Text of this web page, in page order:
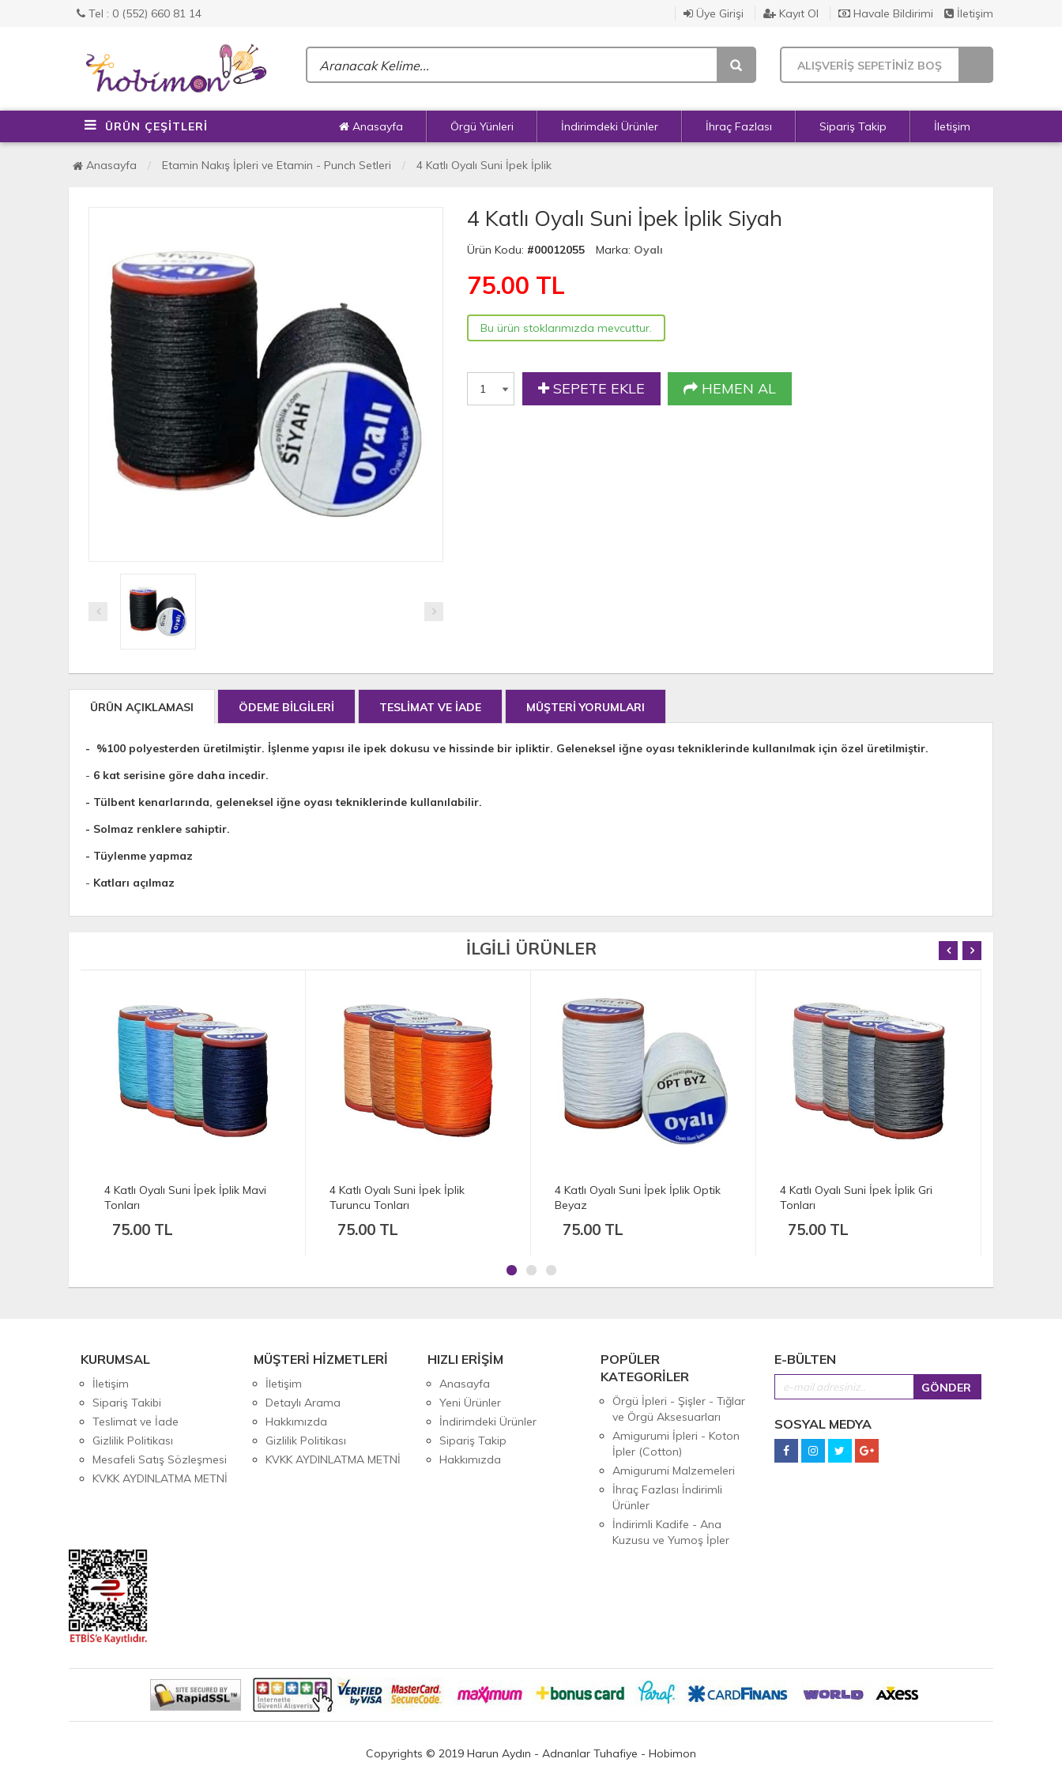
Tel : 0 (552) 660 81 14 Üye Girişi Kayıt Ol Havale Bildirimi İletişim
ALIŞVERİŞ SEPETİNİZ BOŞ
ÜRÜN ÇEŞİTLERİ Anasayfa Örgü Yünleri İndirimdeki Ürünler İhraç Fazlası Sipariş Takip İletişim
Anasayfa Etamin Nakış İpleri ve Etamin - Punch Setleri 4 Katlı Oyalı Suni İpek İplik
4 Katlı Oyalı Suni İpek İplik Siyah
Ürün Kodu: #00012055 Marka: Oyalı
75.00 TL
Bu ürün stoklarımızda mevcuttur.
SEPETE EKLE HEMEN AL
ÜRÜN AÇIKLAMASI ÖDEME BİLGİLERİ TESLİMAT VE İADE MÜŞTERİ YORUMLARI
- %100 polyesterden üretilmiştir. İşlenme yapısı ile ipek dokusu ve hissinde bir ipliktir. Geleneksel iğne oyası tekniklerinde kullanılmak için özel üretilmiştir.
- 6 kat serisine göre daha incedir.
- Tülbent kenarlarında, geleneksel iğne oyası tekniklerinde kullanılabilir.
- Solmaz renklere sahiptir.
- Tüylenme yapmaz
- Katları açılmaz
İLGİLİ ÜRÜNLER
4 Katlı Oyalı Suni İpek İplik
Turuncu Tonları
75.00 TL
4 Katlı Oyalı Suni İpek İplik Optik
Beyaz
75.00 TL
4 Katlı Oyalı Suni İpek İplik Gri
Tonları
75.00 TL
4 Katlı Oyalı Suni İpek İplik Kırmızı
Tonları
75.00 TL
KURUMSAL
İletişim
Sipariş Takibi
Teslimat ve İade
Gizlilik Politikası
Mesafeli Satış Sözleşmesi
KVKK AYDINLATMA METNİ
MÜŞTERİ HİZMETLERİ
İletişim
Detaylı Arama
Hakkımızda
Gizlilik Politikası
KVKK AYDINLATMA METNİ
HIZLI ERİŞİM
Anasayfa
Yeni Ürünler
İndirimdeki Ürünler
Sipariş Takip
Hakkımızda
POPÜLER
KATEGORİLER
Örgü İpleri - Şişler - Tığlar
ve Örgü Aksesuarları
Amigurumi İpleri - Koton
İpler (Cotton)
Amigurumi Malzemeleri
İhraç Fazlası İndirimli
Ürünler
İndirimli Kadife - Ana
Kuzusu ve Yumoş İpler
E-BÜLTEN
SOSYAL MEDYA
Copyrights © 2019 Harun Aydın - Adnanlar Tuhafiye - Hobimon